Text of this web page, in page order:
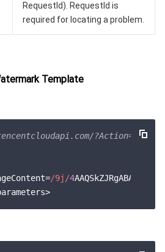
RequestId). RequestId is
required for locating a problem.
Template
/9j/4